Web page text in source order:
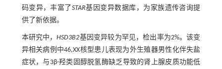
码变异，丰富了 STAR基因变异数据库，为家族遗传咨询提
供了新依据。
本研究中，HSD3B2基因变异较为罕见，检出率为2%。该变
异相关病例中46,XX核型患儿表现为外生殖器男性化伴失盐
症状，与3β-羟类固醇脱氢酶缺乏导致的肾上腺皮质功能低